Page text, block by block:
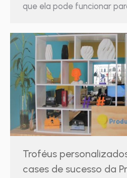
que ela pode funcionar
Troféus
cases de sucesso da